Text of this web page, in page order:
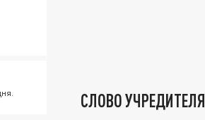
СЛОВО УЧРЕДИТЕЛЯ